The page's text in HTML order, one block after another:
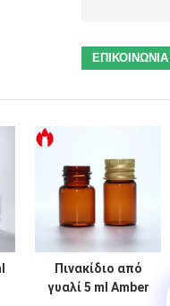
Πινακίδιο από
γυαλί 5 ml Amber